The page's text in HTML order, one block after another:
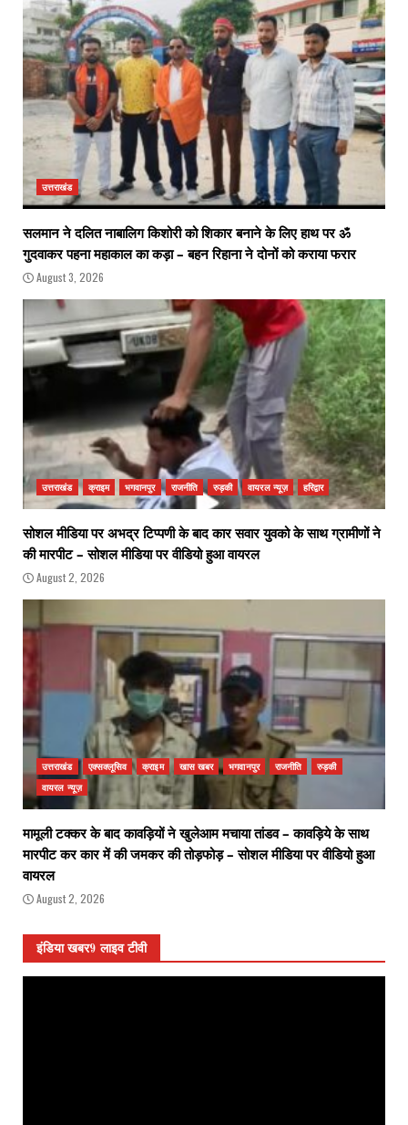
उत्तराखंड
सलमान ने दलित नाबालिग किशोरी को शिकार बनाने के लिए हाथ पर ॐ
गुदवाकर पहना महाकाल का कड़ा – बहन रिहाना ने दोनों को कराया फरार
August 3, 2026
उत्तराखंड क्राइम भगवानपुर राजनीति रुड़की वायरल न्यूज़ हरिद्वार
सोशल मीडिया पर अभद्र टिप्पणी के बाद कार सवार युवको के साथ ग्रामीणों ने
की मारपीट – सोशल मीडिया पर वीडियो हुआ वायरल
August 2, 2026
उत्तराखंड एक्सक्लूसिव क्राइम खास खबर भगवानपुर राजनीति
रुड़की
वायरल न्यूज़
मामूली टक्कर के बाद कावड़ियों ने खुलेआम मचाया तांडव – कावड़िये के साथ
मारपीट कर कार में की जमकर की तोड़फोड़ – सोशल मीडिया पर वीडियो हुआ
वायरल
August 2, 2026
इंडिया खबर9 लाइव टीवी